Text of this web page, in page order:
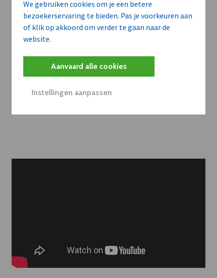
We gebruiken cookies om je een betere
bezoekerservaring te bieden. Pas je voorkeuren aan
of klik op akkoord om verder te gaan naar de
website.
Aanvaard alle cookies
Instellingen aanpassen
Belangrijk nieuws te
delen?
Contacteer onze redactie